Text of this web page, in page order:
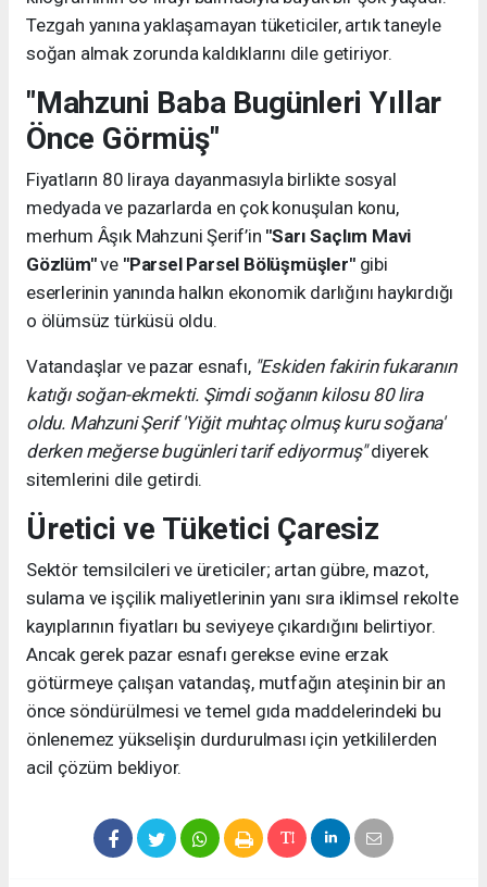
Tezgah yanına yaklaşamayan tüketiciler, artık taneyle
soğan almak zorunda kaldıklarını dile getiriyor.
"Mahzuni Baba Bugünleri Yıllar
Önce Görmüş"
Fiyatların 80 liraya dayanmasıyla birlikte sosyal
medyada ve pazarlarda en çok konuşulan konu,
merhum Âşık Mahzuni Şerif’in "Sarı Saçlım Mavi
Gözlüm"ve "Parsel Parsel Bölüşmüşler"gibi
eserlerinin yanında halkın ekonomik darlığını haykırdığı
o ölümsüz türküsü oldu.
Vatandaşlar ve pazar esnafı, "Eskiden fakirin fukaranın
katığı soğan-ekmekti. Şimdi soğanın kilosu 80 lira
oldu. Mahzuni Şerif 'Yiğit muhtaç olmuş kuru soğana'
derken meğerse bugünleri tarif ediyormuş"diyerek
sitemlerini dile getirdi.
Üretici ve Tüketici Çaresiz
Sektör temsilcileri ve üreticiler; artan gübre, mazot,
sulama ve işçilik maliyetlerinin yanı sıra iklimsel rekolte
kayıplarının fiyatları bu seviyeye çıkardığını belirtiyor.
Ancak gerek pazar esnafı gerekse evine erzak
götürmeye çalışan vatandaş, mutfağın ateşinin bir an
önce söndürülmesi ve temel gıda maddelerindeki bu
önlenemez yükselişin durdurulması için yetkililerden
acil çözüm bekliyor.